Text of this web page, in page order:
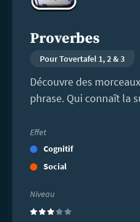
Proverbes
Pour Tovertafel 1, 2 & 3
Découvre des
phrase. Qui connaît la
Effet
Cognitif
Social
Niveau
(3)